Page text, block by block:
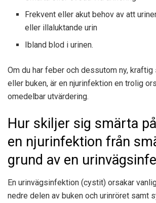
Frekvent eller akut behov av att
eller illaluktande urin
Ibland blod i urinen.
Om du har feber och dessutom ny, kraftig
eller buken, är en njurinfektion en trolig
omedelbar utvärdering.
Hur skiljer sig smärta
en njurinfektion från
grund av en
En urinvägsinfektion (cystit) orsakar
nedre delen av buken och urinröret samt